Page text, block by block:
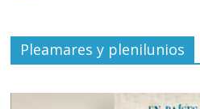
Pleamares y plenilunios